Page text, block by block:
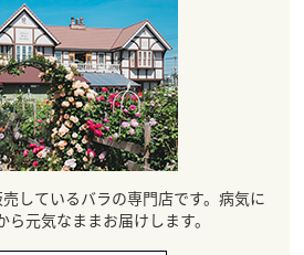
しているバラの専門店です。病気に
元気なままお届けします。